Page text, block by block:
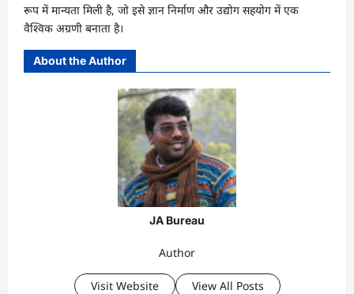
रूप में मान्यता मिली है, जो इसे ज्ञान निर्माण और उद्योग सहयोग में एक
वैश्विक अग्रणी बनाता है।
About the Author
JA Bureau
Author
Visit Website View All Posts